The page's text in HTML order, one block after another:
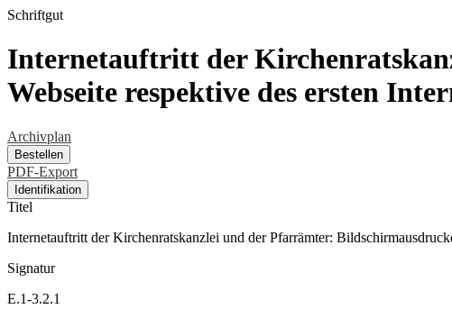
Schriftgut
Internetauftritt der
Webseite respektive des ersten
Archivplan
Bestellen
PDF-Export
Identifikation
Titel
Internetauftritt der Kirchenratskanzlei und der Pfarrämter:
Signatur
E.1-3.2.1